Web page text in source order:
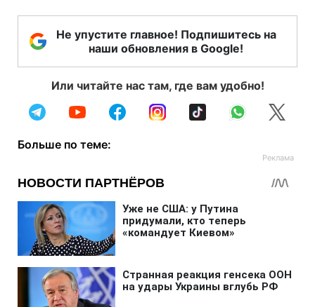
Не упустите главное! Подпишитесь на
наши обновления в Google!
Или читайте нас там, где вам удобно!
Больше по теме: